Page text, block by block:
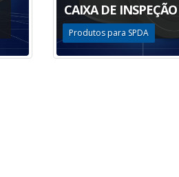
CAIXA DE INSPEÇÃO
Produtos para SPDA